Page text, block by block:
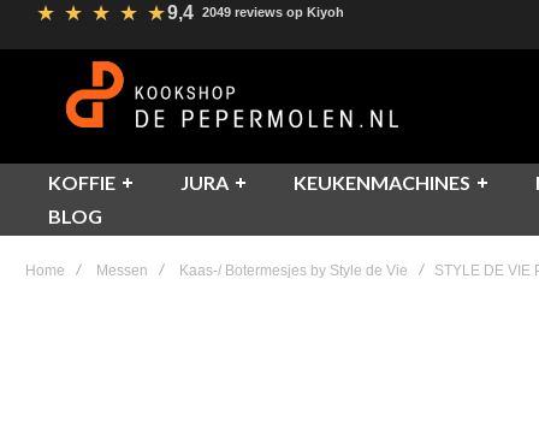
★ ★ ★ ★ ★9,4 2049 reviews op Kiyoh
KOFFIE JURA KEUKENMACHINES
BLOG
Home Messen Kaas-/ Botermesjes by Style de Vie STYLE DE VIE